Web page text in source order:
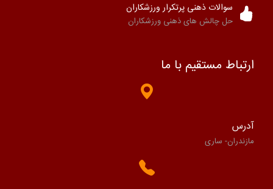
سوالات ذهنی پرتکرار ورزشکاران
حل چالش های ذهنی ورزشکاران
ارتباط مستقیم با ما
آدرس
مازندران- ساری